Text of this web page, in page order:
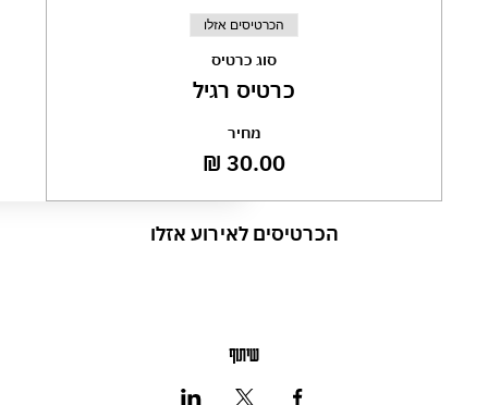
הכרטיסים אזלו
סוג כרטיס
כרטיס רגיל
מחיר
הכרטיסים לאירוע אזלו
שיתוף